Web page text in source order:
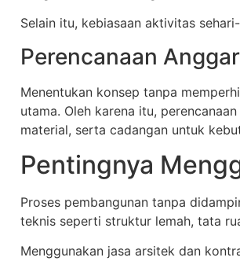
Selain itu, kebiasaan aktivitas
Perencanaan
Menentukan konsep tanpa
utama. Oleh karena itu,
material, serta cadangan untuk
Pentingnya
Proses pembangunan tanpa
teknis seperti struktur lemah, tata
Menggunakan jasa arsitek dan